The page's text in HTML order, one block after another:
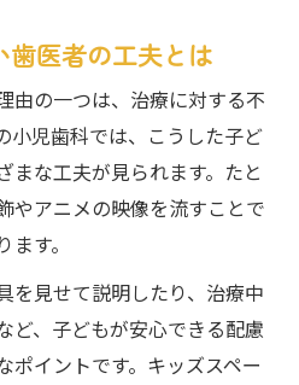
医者の工夫とは
由の一つは、治療に対する不
小児歯科では、こうした子ど
まな工夫が見られます。たと
やアニメの映像を流すことで
す。
を見せて説明したり、治療中
ど、子どもが安心できる配慮
ポイントです。キッズスペー